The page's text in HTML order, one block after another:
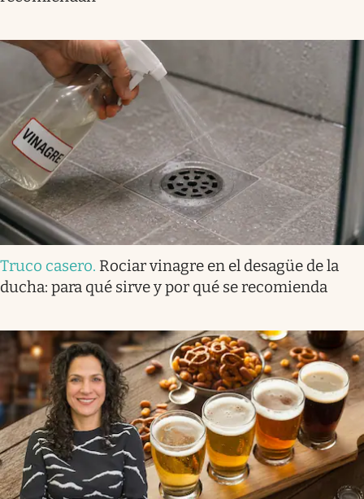
Truco casero. Rociar vinagre en el desagüe de la
ducha: para qué sirve y por qué se recomienda